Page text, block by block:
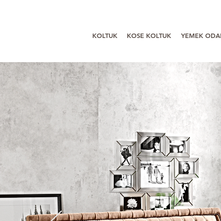
KOLTUK KOSE KOLTUK YEMEK